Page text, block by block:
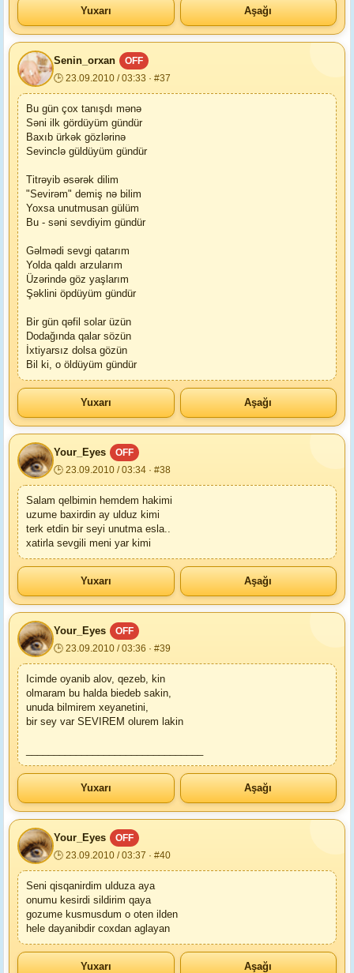
Yuxarı Aşağı
Senin_orxan
OFF
🕒 23.09.2010 / 03:33 · #37
Bu gün çox tanışdı mənə
Səni ilk gördüyüm gündür
Baxıb ürkək gözlərinə
Sevinclə güldüyüm gündür
Titrəyib əsərək dilim
"Sevirəm" demiş nə bilim
Yoxsa unutmusan gülüm
Bu - səni sevdiyim gündür
Gəlmədi sevgi qatarım
Yolda qaldı arzularım
Üzərində göz yaşlarım
Şəklini öpdüyüm gündür
Bir gün qəfil solar üzün
Dodağında qalar sözün
İxtiyarsız dolsa gözün
Bil ki, o öldüyüm gündür
Yuxarı Aşağı
Your_Eyes
OFF
🕒 23.09.2010 / 03:34 · #38
Salam qelbimin hemdem hakimi
uzume baxirdin ay ulduz kimi
terk etdin bir seyi unutma esla..
xatirla sevgili meni yar kimi
Yuxarı Aşağı
Your_Eyes
OFF
🕒 23.09.2010 / 03:36 · #39
Icimde oyanib alov, qezeb, kin
olmaram bu halda biedeb sakin,
unuda bilmirem xeyanetini,
bir sey var SEVIREM olurem lakin
Yuxarı Aşağı
Your_Eyes
OFF
🕒 23.09.2010 / 03:37 · #40
Seni qisqanirdim ulduza aya
onumu kesirdi sildirim qaya
gozume kusmusdum o oten ilden
hele dayanibdir coxdan aglayan
Yuxarı Aşağı